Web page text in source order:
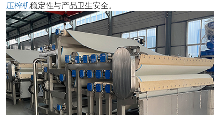
压榨机稳定性与产品卫生安全。